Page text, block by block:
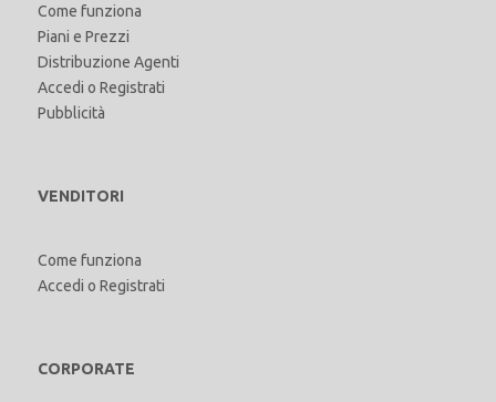
Come funziona
Piani e Prezzi
Distribuzione Agenti
Accedi o Registrati
Pubblicità
VENDITORI
Come funziona
Accedi o Registrati
CORPORATE